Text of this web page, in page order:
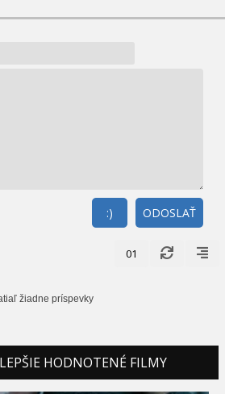
ODOSLAŤ
:)
01
žiadne príspevky
HODNOTENÉ FILMY